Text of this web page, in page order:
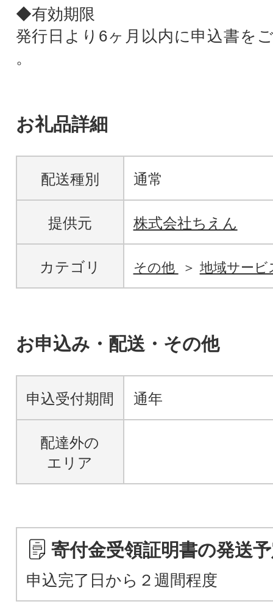
◆有効期限
発行日より6ヶ月以内に申込書を
。
お礼品詳細
配送種別 通常
提供元 株式会社ちえん
カテゴリ その他 地域サービ
お申込み・配送・その他
申込受付期間 通年
配達外の
エリア
寄付金受領証明書の発送
申込完了日から２週間程度